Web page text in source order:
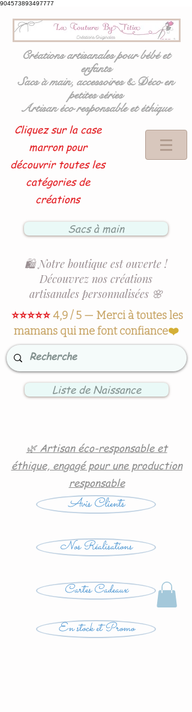
904573893497777
Créations artisanales pour bébé et
enfants
Sacs à main, accessoires & Déco en
petites séries
Artisan éco responsable et éthique
Cliquez sur la case
marron pour
découvrir toutes les
catégories de
créations
Sacs à main
🛍️ Notre boutique est ouverte !
Découvrez nos créations
artisanales personnalisées 🌸
⭐⭐⭐⭐⭐4,9 / 5 — Merci à toutes les
mamans qui me font confiance❤️
Liste de Naissance
🌿 Artisan éco-responsable et
éthique, engagé pour une production
responsable
Avis Clients
Nos Réalisations
Cartes Cadeaux
En stock et Promo